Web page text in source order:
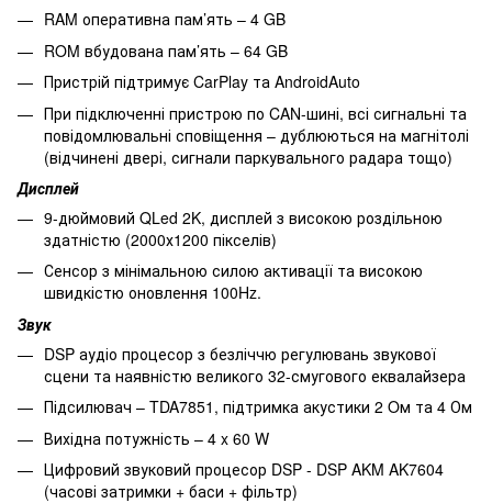
RAM оперативна пам’ять – 4 GB
ROM вбудована пам’ять – 64 GB
Пристрій підтримує CarPlay та AndroidAuto
При підключенні пристрою по CAN-шині, всі сигнальні та
повідомлювальні сповіщення – дублюються на магнітолі
(відчинені двері, сигнали паркувального радара тощо)
Дисплей
9-дюймовий QLed 2K, дисплей з високою роздільною
здатністю (2000х1200 пікселів)
Сенсор з мінімальною силою активації та високою
швидкістю оновлення 100Hz.
Звук
DSP аудіо процесор з безліччю регулювань звукової
сцени та наявністю великого 32-смугового еквалайзера
Підсилювач – TDA7851, підтримка акустики 2 Oм та 4 Ом
Вихідна потужність – 4 x 60 W
Цифровий звуковий процесор DSP - DSP AKM AK7604
(часові затримки + баси + фільтр)